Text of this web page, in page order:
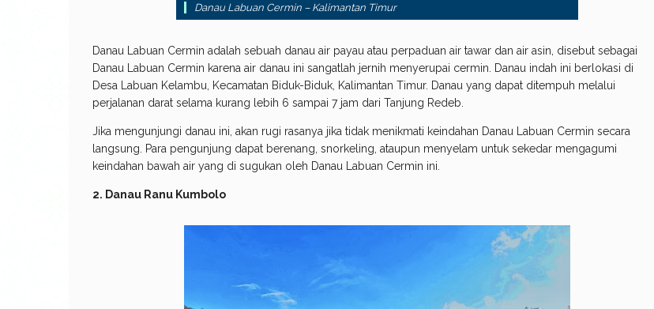
Danau Labuan Cermin – Kalimantan Timur
Danau Labuan Cermin adalah sebuah danau air payau atau perpaduan air tawar dan air asin, disebut sebagai
Danau Labuan Cermin karena air danau ini sangatlah jernih menyerupai cermin. Danau indah ini berlokasi di
Desa Labuan Kelambu, Kecamatan Biduk-Biduk, Kalimantan Timur. Danau yang dapat ditempuh melalui
perjalanan darat selama kurang lebih 6 sampai 7 jam dari Tanjung Redeb.
Jika mengunjungi danau ini, akan rugi rasanya jika tidak menikmati keindahan Danau Labuan Cermin secara
langsung. Para pengunjung dapat berenang, snorkeling, ataupun menyelam untuk sekedar mengagumi
keindahan bawah air yang di sugukan oleh Danau Labuan Cermin ini.
2. Danau Ranu Kumbolo